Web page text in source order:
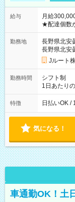
給与
月給
★配達個数
ど！ ・主要都市エリア 月収55万円／週5日稼働 月収65万~112
万円／週6日稼働 ・地方郊外エリア 月収40万
収40万円~50万円／週6
円 (27歳男
(日休み) ■月収80万円(43歳男性/墨田区在住)※元営業 1日200個
勤務地
長野県北安
長野県北安
Jルート
勤務時間
シフト制
1日あたり
働8時間）
によって時
特徴 日払いOK /
気になる！
車通勤OK！土